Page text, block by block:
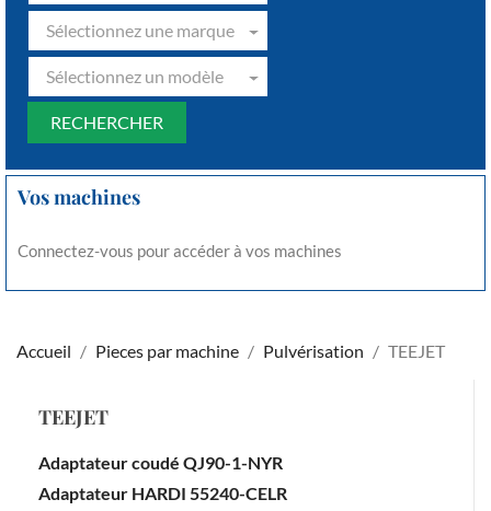
Sélectionnez une marque
Sélectionnez un modèle
Vos machines
Connectez-vous pour accéder à vos machines
Accueil Pieces par machine Pulvérisation TEEJET
TEEJET
Adaptateur coudé QJ90-1-NYR
Adaptateur HARDI 55240-CELR